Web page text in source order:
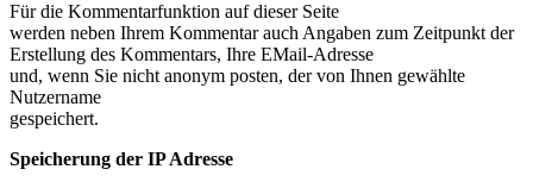
Für die Kommentarfunktion auf dieser Seite
werden neben Ihrem Kommentar auch Angaben zum Zeitpunkt der
Erstellung des Kommentars, Ihre EMail-Adresse
und, wenn Sie nicht anonym posten, der von Ihnen gewählte
Nutzername
gespeichert.
Speicherung der IP Adresse